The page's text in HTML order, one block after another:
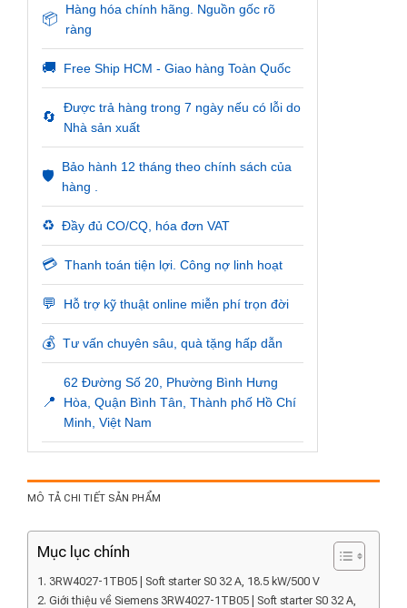
📦
Hàng hóa chính hãng. Nguồn gốc rõ
ràng
🚚 Free Ship HCM - Giao hàng Toàn Quốc
🔄
Được trả hàng trong 7 ngày nếu có lỗi do
Nhà sản xuất
🛡️
Bảo hành 12 tháng theo chính sách của
hàng .
♻️ Đầy đủ CO/CQ, hóa đơn VAT
💳 Thanh toán tiện lợi. Công nợ linh hoạt
💬 Hỗ trợ kỹ thuật online miễn phí trọn đời
💰 Tư vấn chuyên sâu, quà tặng hấp dẫn
📍
62 Đường Số 20, Phường Bình Hưng
Hòa, Quận Bình Tân, Thành phố Hồ Chí
Minh, Việt Nam
MÔ TẢ CHI TIẾT SẢN PHẨM
Mục lục chính
3RW4027-1TB05 | Soft starter S0 32 A, 18.5 kW/500 V
Giới thiệu về Siemens 3RW4027-1TB05 | Soft starter S0 32 A,